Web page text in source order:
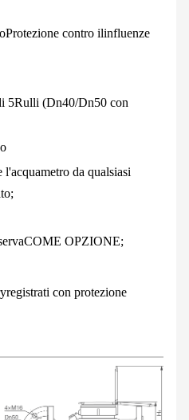
Protezione contro ilinfluenze
5Rulli (Dn40/Dn50 con
l'acquametro da qualsiasi
COME OPZIONE;
registrati con protezione